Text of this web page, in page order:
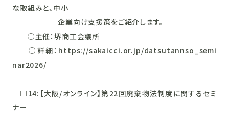
な取組みと、中小
企業向け支援策をご紹介します。
○主催：堺商工会議所
○詳細：https://sakaicci.or.jp/datsutannso_semi
nar2026/
□14:【大阪/オンライン】第22回廃棄物法制度に関するセミ
ナー